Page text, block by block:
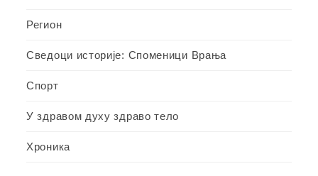
Регион
Сведоци историје: Споменици Врања
Спорт
У здравом духу здраво тело
Хроника